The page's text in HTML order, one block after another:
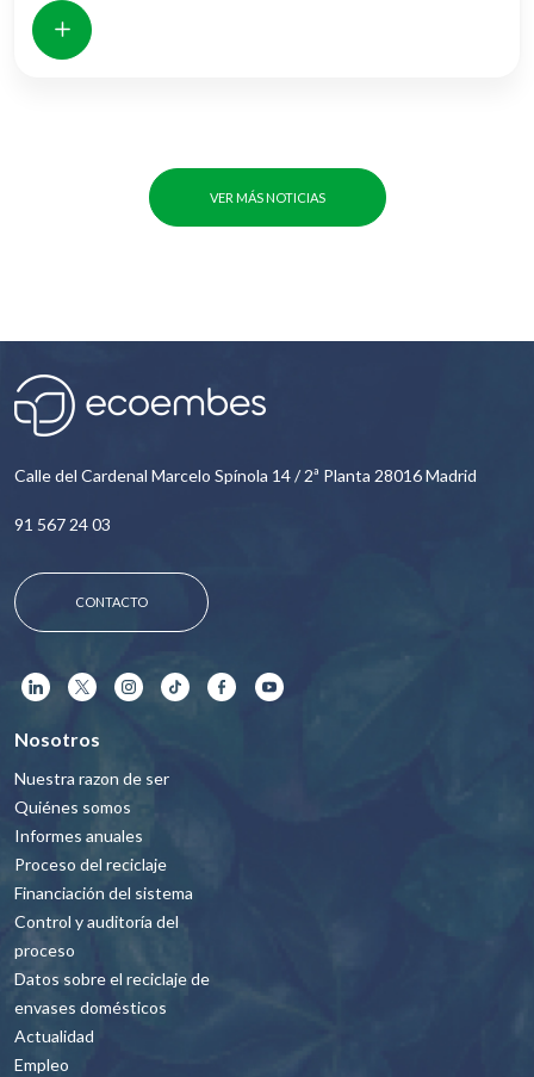
VER MÁS NOTICIAS
Calle del Cardenal Marcelo Spínola 14 / 2ª Planta 28016 Madrid
91 567 24 03
CONTACTO
Nosotros
Nuestra razon de ser
Quiénes somos
Informes anuales
Proceso del reciclaje
Financiación del sistema
Control y auditoría del
proceso
Datos sobre el reciclaje de
envases domésticos
Actualidad
Empleo